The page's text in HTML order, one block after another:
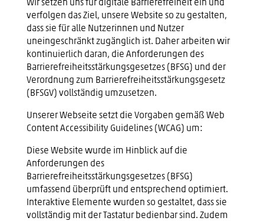
verfolgen das Ziel, unsere Website so zu gestalten,
dass sie für alle Nutzerinnen und Nutzer
uneingeschränkt zugänglich ist. Daher arbeiten wir
kontinuierlich daran, die Anforderungen des
Barrierefreiheitsstärkungsgesetzes (BFSG) und der
Verordnung zum Barrierefreiheitsstärkungsgesetz
(BFSGV) vollständig umzusetzen.
Unserer Webseite setzt die Vorgaben gemäß Web
Content Accessibility Guidelines (WCAG) um:
Diese Website wurde im Hinblick auf die
Anforderungen des
Barrierefreiheitsstärkungsgesetzes (BFSG)
umfassend überprüft und entsprechend optimiert.
Interaktive Elemente wurden so gestaltet, dass sie
vollständig mit der Tastatur bedienbar sind. Zudem